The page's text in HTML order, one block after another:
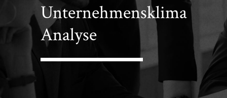
Unternehmensklima
Analyse